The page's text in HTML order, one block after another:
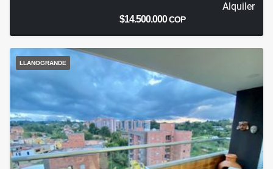
Alquiler
$14.500.000COP
LLANOGRANDE